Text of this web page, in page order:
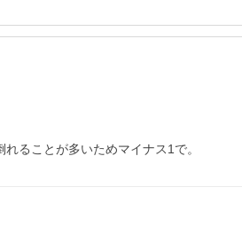
ることが多いためマイナス1で。